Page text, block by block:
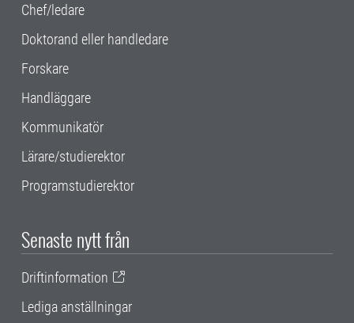
Chef/ledare
Doktorand eller handledare
Forskare
Handläggare
Kommunikatör
Lärare/studierektor
Programstudierektor
Senaste nytt från
Driftinformation
Lediga anställningar